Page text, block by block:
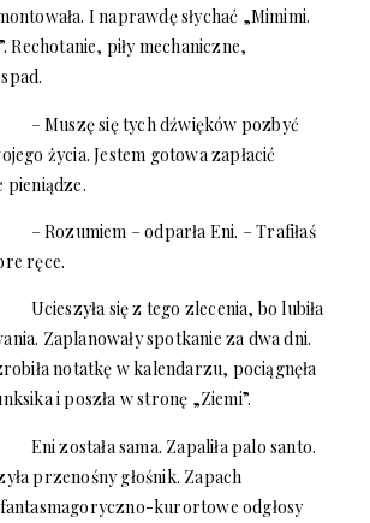
I naprawdę słychać „Mimimi.
Rechotanie, piły mechaniczne,
– Muszę się tych dźwięków pozbyć
życia. Jestem gotowa zapłacić
pieniądze.
– Rozumiem – odparła Eni. – Trafiłaś
ręce.
Ucieszyła się z tego zlecenia, bo lubiła
Zaplanowały spotkanie za dwa dni.
notatkę w kalendarzu, pociągnęła
i poszła w stronę „Ziemi”.
Eni została sama. Zapaliła palo santo.
przenośny głośnik. Zapach
kurortowe odgłosy